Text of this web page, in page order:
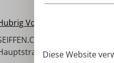
Volkskunst
by Nestler
132, 09548
Diese Website